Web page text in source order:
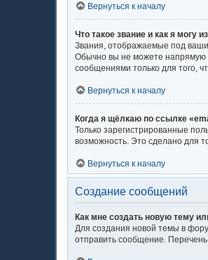
Вернуться к началу
Что такое звание и как я могу
Звания, отображаемые под
Обычно вы не можете напрямую
сообщениями только для того,
Вернуться к началу
Когда я щёлкаю по ссылке
Только зарегистрированные
возможность. Это сделано для
Вернуться к началу
Создание сообщений
Как мне создать новую тему
Для создания новой темы в
отправить сообщение.